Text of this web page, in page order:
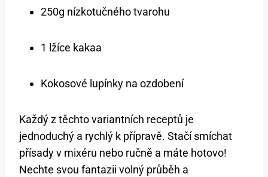
250g nízkotučného tvarohu
1 lžíce kakaa
Kokosové lupínky na ozdobení
Každý z těchto variantních receptů je
jednoduchý a rychlý k přípravě. Stačí smíchat
přísady v mixéru nebo ručně a máte hotovo!
Nechte svou fantazii volný průběh a